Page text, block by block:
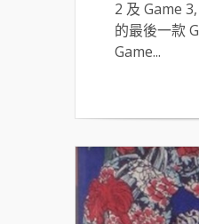
2 及 Game
的最後一款
Game...